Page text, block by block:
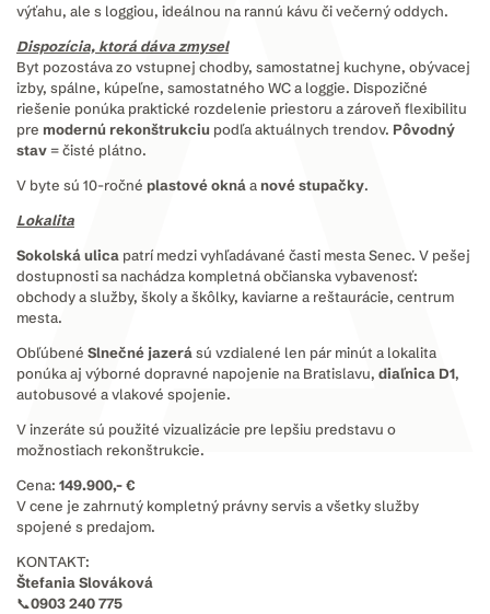
výťahu, ale s loggiou, ideálnou na rannú kávu či večerný oddych.
Dispozícia, ktorá dáva zmysel
Byt pozostáva zo vstupnej chodby, samostatnej kuchyne, obývacej
izby, spálne, kúpeľne, samostatného WC a loggie. Dispozičné
riešenie ponúka praktické rozdelenie priestoru a zároveň flexibilitu
pre modernú rekonštrukciu podľa aktuálnych trendov. Pôvodný
stav= čisté plátno.
V byte sú 10-ročné plastové oknáa nové stupačky.
Lokalita
Sokolská ulica patrí medzi vyhľadávané časti mesta Senec. V pešej
dostupnosti sa nachádza kompletná občianska vybavenosť:
obchody a služby, školy a škôlky, kaviarne a reštaurácie, centrum
mesta.
Obľúbené Slnečné jazerású vzdialené len pár minút a lokalita
ponúka aj výborné dopravné napojenie na Bratislavu, diaľnica D1,
autobusové a vlakové spojenie.
V inzeráte sú použité vizualizácie pre lepšiu predstavu o
možnostiach rekonštrukcie.
Cena: 149.900,- €
V cene je zahrnutý kompletný právny servis a všetky služby
spojené s predajom.
KONTAKT:
Štefania Slováková
📞0903 240 775